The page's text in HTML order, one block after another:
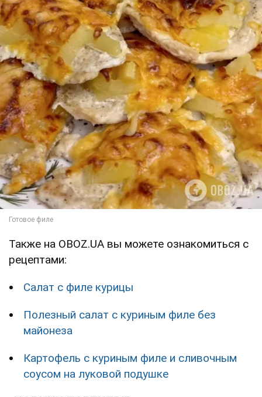
Также на OBOZ.UA вы можете ознакомиться с
рецептами:
Салат с филе курицы
Полезный салат с куриным филе без
майонеза
Картофель с куриным филе и сливочным
соусом на луковой подушке